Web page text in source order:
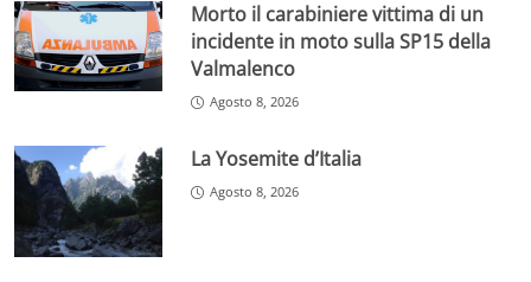
Morto il carabiniere vittima di un
incidente in moto sulla SP15 della
Valmalenco
Agosto 8, 2026
La Yosemite d’Italia
Agosto 8, 2026